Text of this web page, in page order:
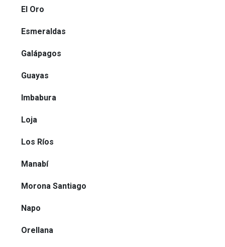
El Oro
Esmeraldas
Galápagos
Guayas
Imbabura
Loja
Los Ríos
Manabí
Morona Santiago
Napo
Orellana